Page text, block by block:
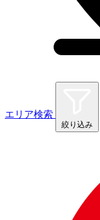
エリア検索
絞り込み